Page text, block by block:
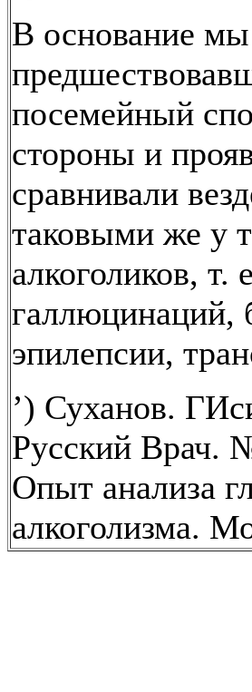
В основание
посемейный
стороны и
сравнивали
таковыми же у
алкоголиков,
галлюцинаций,
эпилепсии,
’) Суханов.
Русский Врач.
Опыт анализа
алкоголизма.